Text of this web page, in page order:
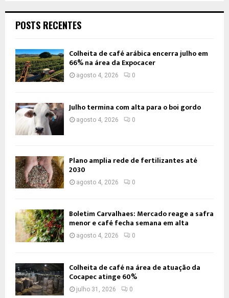
POSTS RECENTES
Colheita de café arábica encerra julho em
66% na área da Expocacer
agosto 4, 2026 0
Julho termina com alta para o boi gordo
agosto 4, 2026 0
Plano amplia rede de fertilizantes até
2030
agosto 4, 2026 0
Boletim Carvalhaes: Mercado reage a safra
menor e café fecha semana em alta
agosto 4, 2026 0
Colheita de café na área de atuação da
Cocapec atinge 60%
julho 31, 2026 0